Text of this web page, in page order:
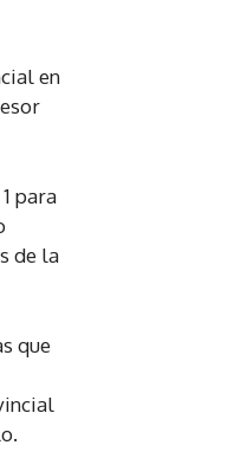
en
para
de la
que